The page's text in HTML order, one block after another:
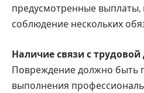
предусмотренные
соблюдение нескольких
Наличие связи с
Повреждение должно быть
выполнения